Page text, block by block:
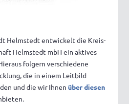
Helmstedt entwickelt die Kreis-
Helmstedt mbH ein aktives
folgern verschiedene
die in einem Leitbild
und die wir Ihnen über diesen